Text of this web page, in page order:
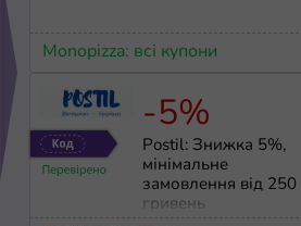
Monopizza: всі купони
-5%
Postil: Знижка 5%,
мінімальне
замовлення від 250
гривень